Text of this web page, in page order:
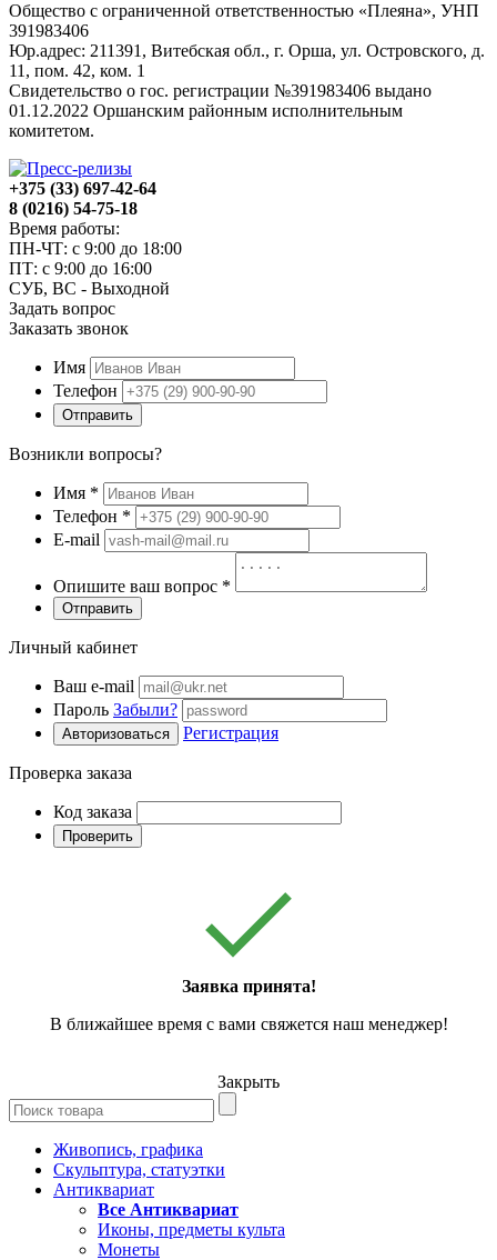
Общество с ограниченной ответственностью «Плеяна», УНП
391983406
Юр.адрес: 211391, Витебская обл., г. Орша, ул. Островского, д.
11, пом. 42, ком. 1
Свидетельство о гос. регистрации №391983406 выдано
01.12.2022 Оршанским районным исполнительным
комитетом.
+375 (33) 697-42-64
8 (0216) 54-75-18
Время работы:
ПН-ЧТ: с 9:00 до 18:00
ПТ: с 9:00 до 16:00
СУБ, ВС - Выходной
Задать вопрос
Заказать звонок
Имя
Телефон
Отправить
Возникли вопросы?
Имя *
Телефон *
E-mail
Опишите ваш вопрос *
Отправить
Личный кабинет
Ваш e-mail
Пароль Забыли?
Авторизоваться Регистрация
Проверка заказа
Код заказа
Проверить
Заявка принята!
В ближайшее время с вами свяжется наш менеджер!
Закрыть
Живопись, графика
Скульптура, статуэтки
Антиквариат
Все Антиквариат
Иконы, предметы культа
Монеты